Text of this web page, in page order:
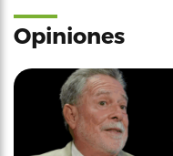
Opiniones